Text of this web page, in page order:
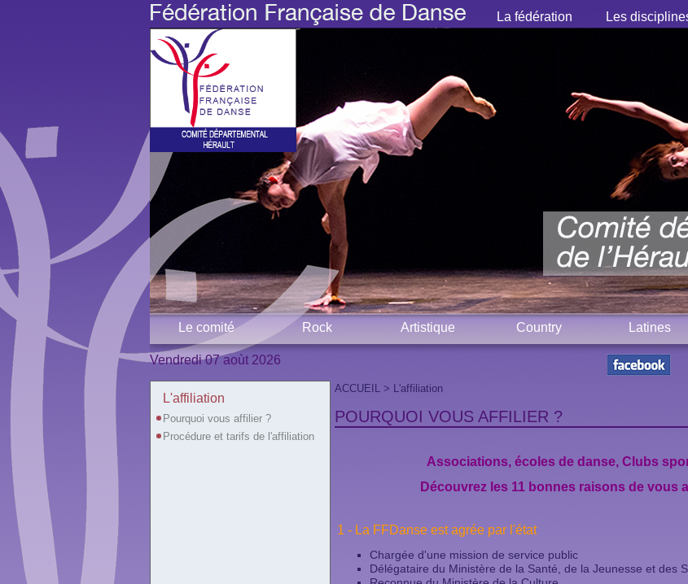
La fédération Les
Le comité Rock Artistique Country Latines
Vendredi 07 aoùt 2026
L'affiliation
Pourquoi vous affilier ?
Procédure et tarifs de l'affiliation
ACCUEIL> L'affiliation
POURQUOI VOUS AFFILIER ?
Associations, écoles de danse, Clubs
Découvrez les 11 bonnes raisons de vous
1 - La FFDanse est agrée par l'état
Chargée d'une mission de service public
Délégataire du Ministère de la Santé, de la Jeunesse et des